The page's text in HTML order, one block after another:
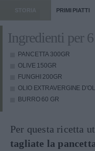
STORIA PRIMI PIATTI
Ingredienti per
PANCETTA 300GR
OLIVE 150GR
FUNGHI 200GR
OLIO EXTRAVERGINE
BURRO 60 GR
Per questa ricetta
tagliate la